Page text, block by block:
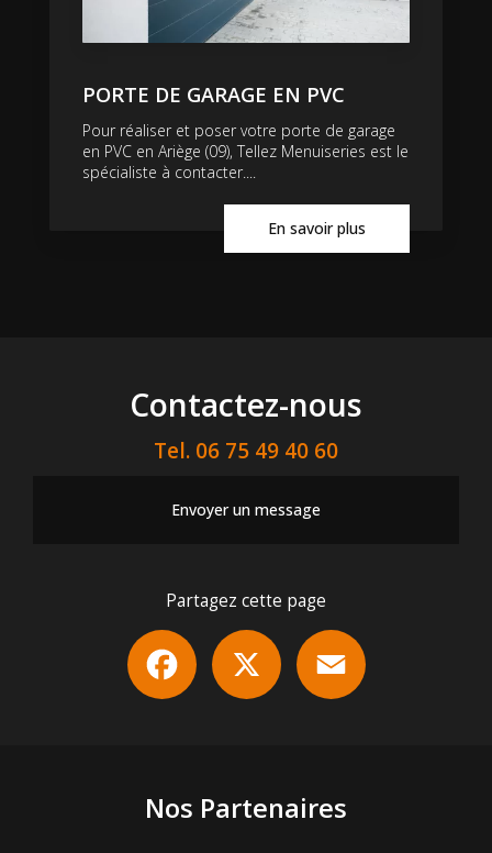
PORTE DE GARAGE EN PVC
Pour réaliser et poser votre porte de garage
en PVC en Ariège (09), Tellez Menuiseries est le
spécialiste à contacter....
En savoir plus
Contactez-nous
Tel. 06 75 49 40 60
Envoyer un message
Partagez cette page
Facebook
Nos Partenaires